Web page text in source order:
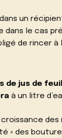
un
dans le cas
de rincer à
de jus de
à un litre
croissance
» des